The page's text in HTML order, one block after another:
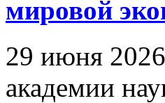
мировой
29 июня
академии